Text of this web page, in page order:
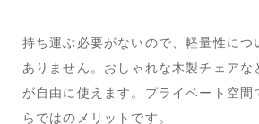
持ち運ぶ必要がないので、軽量性につ
ありません。おしゃれな木製チェアな
が自由に使えます。プライベート空間
らではのメリットです。